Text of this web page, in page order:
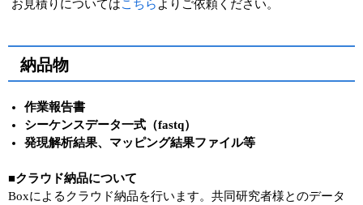
お見積りについてはこちら よりご依頼ください。
納品物
作業報告書
シーケンスデータ一式（fastq）
発現解析結果、マッピング結果ファイル等
■クラウド納品について
Boxによるクラウド納品を行います。共同研究者様とのデータ